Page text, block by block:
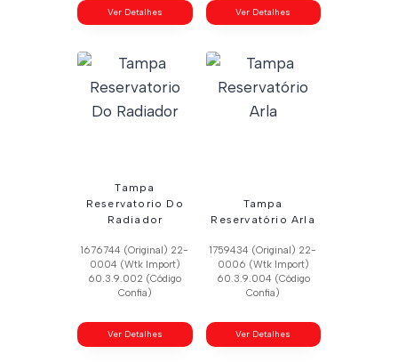
Ver Detalhes Ver Detalhes
Tampa
Reservatorio Do
Radiador
1676744 (Original) 22-
0004 (Wtk Import)
60.3.9.002 (Código
Confia)
Ver Detalhes
Tampa
Reservatório Arla
1759434 (Original) 22-
0006 (Wtk Import)
60.3.9.004 (Código
Confia)
Ver Detalhes